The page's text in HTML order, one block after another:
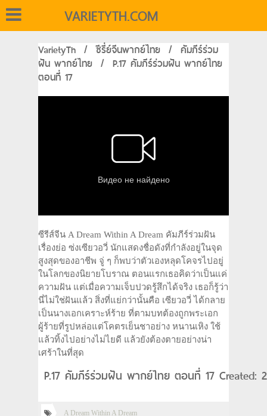
VARIETYTH.COM
VarietyTh / ซีรี่ย์จีนพากย์ไทย / คัมภีร์ร่วม
ฝัน พากย์ไทย / P.17 คัมภีร์ร่วมฝัน พากย์ไทย
ตอนที่ 17
ซีรีส์จีน A Dream Within A Dream คัมภีร์ร่วมฝัน
เรื่องย่อ ซ่งเซียวอวี่ นักแสดงชื่อดังที่กำลังอยู่ในจุด
สูงสุดของอาชีพ จู่ ๆ ก็พบว่าตัวเองหลุดโคจรไปอยู่
ในโลกของนิยายโบราณ ตอนแรกเธอคิดว่าเป็นแค่
ความฝัน แต่เมื่อความเจ็บปวดรู้สึกได้จริง เธอก็รู้ว่า
นี่ไม่ใช่ฝันแล้ว สิ่งที่แย่กว่านั้นคือ เซียวอวี่ ได้กลาย
เป็นนางเอกเคราะห์ร้าย ที่ตามบทต้องถูกพระเอก
ผู้ร้ายที่รูปหล่อแต่โคตรเย็นชาอย่าง หนานเหิง ใช้
แล้วทิ้งไปอย่างไม่ไยดี แล้วยังต้องตายอย่างน่า
เศร้าในที่สุด
P.17 คัมภีร์ร่วมฝัน พากย์ไทย ตอนที่ 17 Created:
A Dream Within A Dream